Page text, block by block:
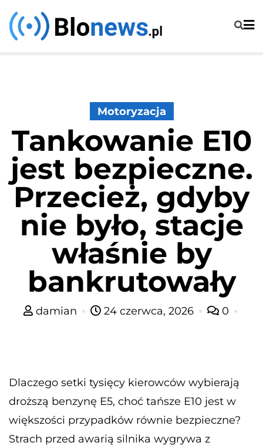
Skip
to
Motoryzacja
Tankowanie E10
jest bezpieczne.
Przecież, gdyby
nie było, stacje
właśnie by
bankrutowały
damian 24 czerwca, 2026 0
Dlaczego setki tysięcy kierowców wybierają
droższą benzynę E5, choć tańsze E10 jest w
większości przypadków równie bezpieczne?
Strach przed awarią silnika wygrywa z